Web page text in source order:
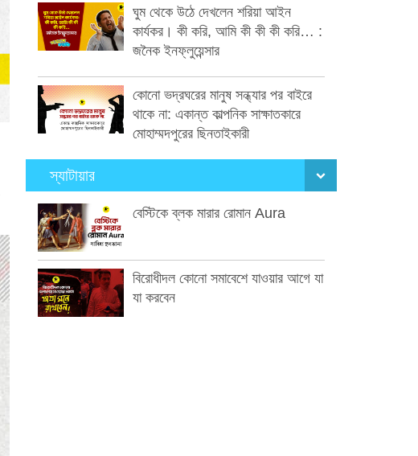
ঘুম থেকে উঠে দেখলেন শরিয়া আইন
কার্যকর। কী করি, আমি কী কী কী করি… :
জনৈক ইনফ্লুয়েন্সার
কোনো ভদ্রঘরের মানুষ সন্ধ্যার পর বাইরে
থাকে না: একান্ত কাল্পনিক সাক্ষাতকারে
মোহাম্মদপুরের ছিনতাইকারী
স্যাটায়ার
বেস্টিকে ব্লক মারার রোমান Aura
বিরোধীদল কোনো সমাবেশে যাওয়ার আগে যা
যা করবেন